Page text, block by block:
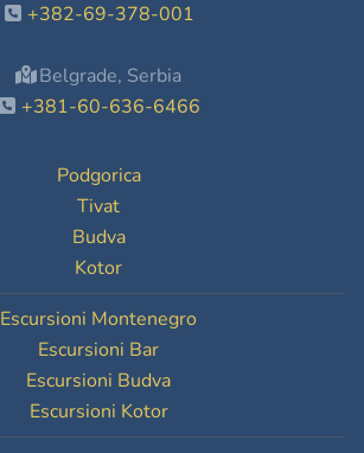
+382-69-378-001
Belgrade, Serbia
+381-60-636-6466
Podgorica
Tivat
Budva
Kotor
Escursioni Montenegro
Escursioni Bar
Escursioni Budva
Escursioni Kotor